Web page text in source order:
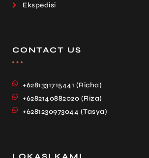
Ekspedisi
CONTACT US
+6281331715441 (Richa)
+6282140882020 (Riza)
+6281230973044 (Tasya)